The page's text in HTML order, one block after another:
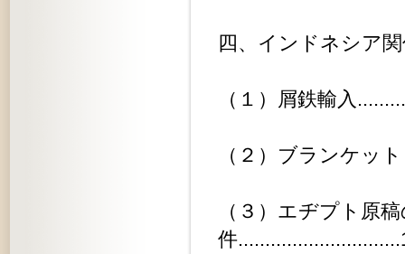
四、インドネシア
（１）屑鉄輸入
（２）ブランケッ
（３）エヂプト原
件